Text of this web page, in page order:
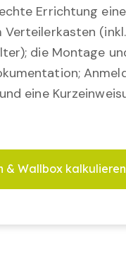
Errichtung
die Montage
eine
& Wallbox kalkulieren